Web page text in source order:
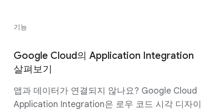
기능
Google Cloud의 Application Integration
살펴보기
앱과 데이터가 연결되지 않나요? Google Cloud
Application Integration은 로우 코드 시각 디자이